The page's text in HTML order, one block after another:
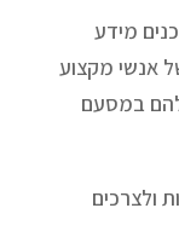
מידע
אנשי מקצוע
להם במסעם
ולצרכים